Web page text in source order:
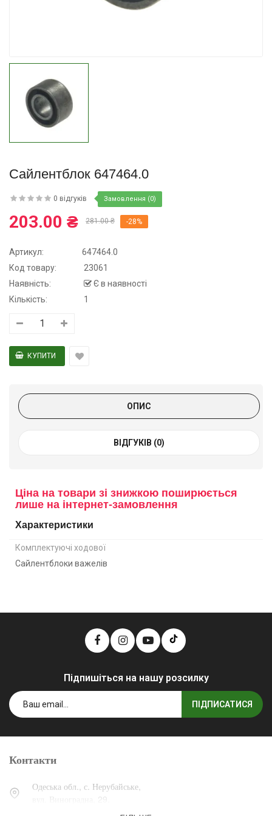
Сайлентблок 647464.0
0 відгуків Замовлення (0)
203.00 ₴ 281.00 ₴ -28%
Артикул:
647464.0
Код товару:
23061
Наявність:
Є в наявності
Кількість:
1
ОПИС
ВІДГУКІВ (0)
Ціна на товари зі знижкою поширюється
лише на інтернет-замовлення
Характеристики
Комплектуючі ходової
Сайлентблоки важелів
Підпишіться на нашу розсилку
ПІДПИСАТИСЯ
Контакти
Одеська обл., с. Нерубайське,
вул. Виноградна, 29.